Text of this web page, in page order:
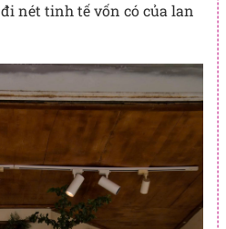
nét tinh tế vốn có của lan